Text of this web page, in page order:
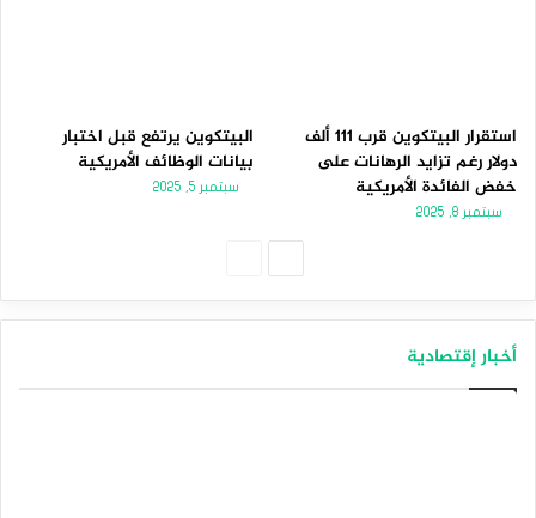
استقرار البيتكوين قرب 111 ألف
دولار رغم تزايد الرهانات على
خفض الفائدة الأمريكية
سبتمبر 8, 2025
البيتكوين يرتفع قبل اختبار
بيانات الوظائف الأمريكية
سبتمبر 5, 2025
أخبار إقتصادية